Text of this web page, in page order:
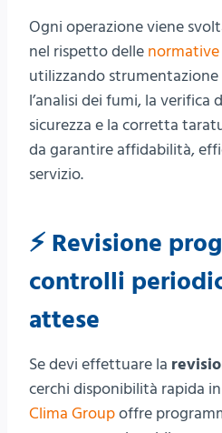
Ogni operazione viene
nel rispetto delle normative
utilizzando
l’analisi dei fumi, la verifica
sicurezza e la corretta
da garantire affidabilità,
servizio.
⚡ Revisione
controlli
attese
Se devi effettuare la
cerchi disponibilità rapida
Clima Groupoffre